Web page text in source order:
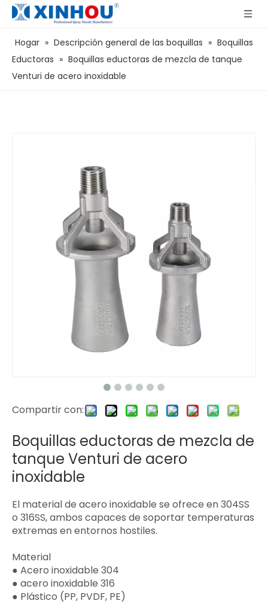
Hogar » Descripción general de las boquillas » Boquillas
Eductoras » Boquillas eductoras de mezcla de tanque
Venturi de acero inoxidable
Compartir con:
Boquillas eductoras de mezcla de
tanque Venturi de acero
inoxidable
El material de acero inoxidable se ofrece en 304SS
o 316SS, ambos capaces de soportar temperaturas
extremas en entornos hostiles.
Material
● Acero inoxidable 304
● acero inoxidable 316
● Plástico (PP, PVDF, PE)